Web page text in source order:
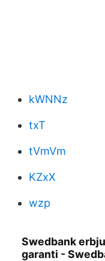
kWNNz
txT
tVmVm
KZxX
wzp
Swedbank
garanti -